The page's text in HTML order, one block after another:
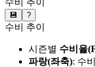
수비 추이
💾 ?
수비 추이
시즌별 수비율
파랑(좌축): 수